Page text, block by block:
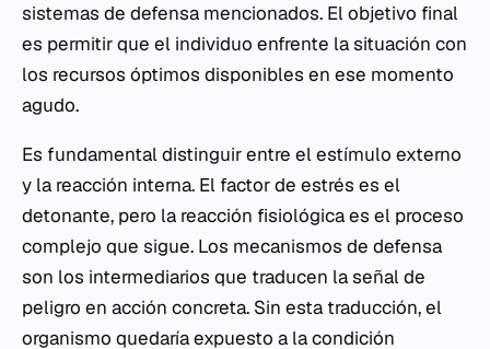
sistemas de defensa mencionados. El objetivo final
es permitir que el individuo enfrente la situación con
los recursos óptimos disponibles en ese momento
agudo.
Es fundamental distinguir entre el estímulo externo
y la reacción interna. El factor de estrés es el
detonante, pero la reacción fisiológica es el proceso
complejo que sigue. Los mecanismos de defensa
son los intermediarios que traducen la señal de
peligro en acción concreta. Sin esta traducción, el
organismo quedaría expuesto a la condición